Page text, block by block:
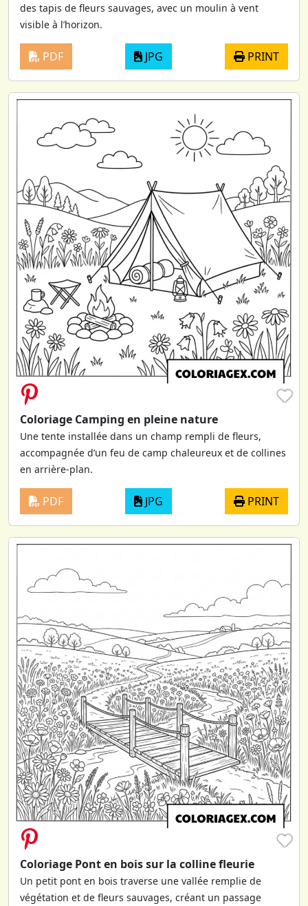
des tapis de fleurs sauvages, avec un moulin à vent
visible à l’horizon.
PDF JPG PRINT
♥
Coloriage Camping en pleine nature
Une tente installée dans un champ rempli de fleurs,
accompagnée d’un feu de camp chaleureux et de collines
en arrière-plan.
PDF JPG PRINT
♥
Coloriage Pont en bois sur la colline fleurie
Un petit pont en bois traverse une vallée remplie de
végétation et de fleurs sauvages, créant un passage